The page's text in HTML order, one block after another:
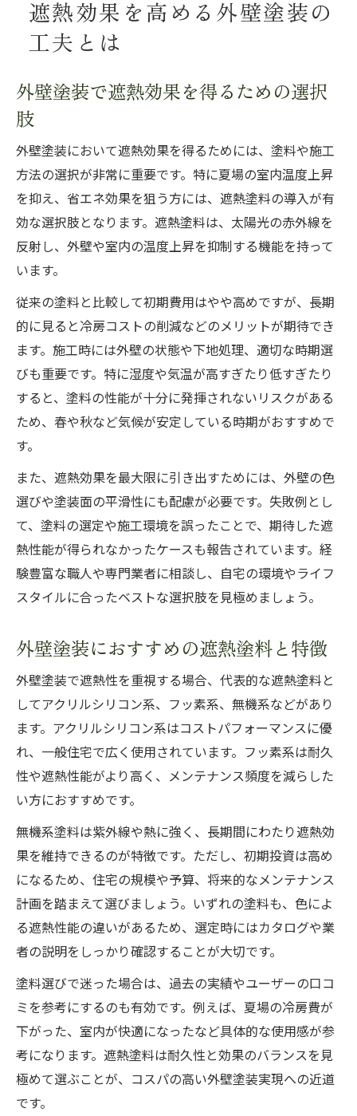
遮熱効果を高める外壁塗装の
工夫とは
外壁塗装で遮熱効果を得るための選択
肢
外壁塗装において遮熱効果を得るためには、塗料や施工
方法の選択が非常に重要です。特に夏場の室内温度上昇
を抑え、省エネ効果を狙う方には、遮熱塗料の導入が有
効な選択肢となります。遮熱塗料は、太陽光の赤外線を
反射し、外壁や室内の温度上昇を抑制する機能を持って
います。
従来の塗料と比較して初期費用はやや高めですが、長期
的に見ると冷房コストの削減などのメリットが期待でき
ます。施工時には外壁の状態や下地処理、適切な時期選
びも重要です。特に湿度や気温が高すぎたり低すぎたり
すると、塗料の性能が十分に発揮されないリスクがある
ため、春や秋など気候が安定している時期がおすすめで
す。
また、遮熱効果を最大限に引き出すためには、外壁の色
選びや塗装面の平滑性にも配慮が必要です。失敗例とし
て、塗料の選定や施工環境を誤ったことで、期待した遮
熱性能が得られなかったケースも報告されています。経
験豊富な職人や専門業者に相談し、自宅の環境やライフ
スタイルに合ったベストな選択肢を見極めましょう。
外壁塗装におすすめの遮熱塗料と特徴
外壁塗装で遮熱性を重視する場合、代表的な遮熱塗料と
してアクリルシリコン系、フッ素系、無機系などがあり
ます。アクリルシリコン系はコストパフォーマンスに優
れ、一般住宅で広く使用されています。フッ素系は耐久
性や遮熱性能がより高く、メンテナンス頻度を減らした
い方におすすめです。
無機系塗料は紫外線や熱に強く、長期間にわたり遮熱効
果を維持できるのが特徴です。ただし、初期投資は高め
になるため、住宅の規模や予算、将来的なメンテナンス
計画を踏まえて選びましょう。いずれの塗料も、色によ
る遮熱性能の違いがあるため、選定時にはカタログや業
者の説明をしっかり確認することが大切です。
塗料選びで迷った場合は、過去の実績やユーザーの口コ
ミを参考にするのも有効です。例えば、夏場の冷房費が
下がった、室内が快適になったなど具体的な使用感が参
考になります。遮熱塗料は耐久性と効果のバランスを見
極めて選ぶことが、コスパの高い外壁塗装実現への近道
です。